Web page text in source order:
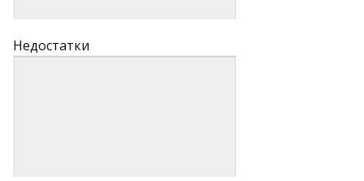
Недостатки